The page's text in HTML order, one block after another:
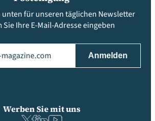
unten für unseren täglichen Newsletter
Sie Ihre E-Mail-Adresse eingeben
Werben Sie mit uns